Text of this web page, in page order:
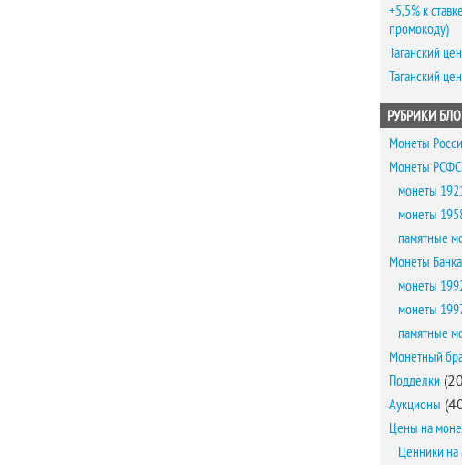
+5,5% к
промокоду)
Таганский
Таганский
РУБРИКИ
Монеты
Монеты
монеты
монеты
памятные
Монеты
монеты
монеты
памятные
Монетный
Подделки
Аукционы
Цены на
Ценники